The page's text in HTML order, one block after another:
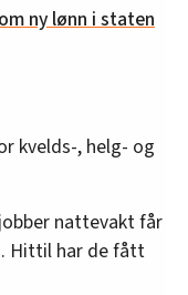
ny lønn i staten
kvelds-, helg- og
nattevakt får
Hittil har de fått